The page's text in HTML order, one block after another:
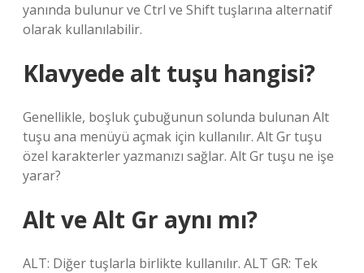
yanında bulunur ve Ctrl ve Shift tuşlarına alternatif
olarak kullanılabilir.
Klavyede alt tuşu hangisi?
Genellikle, boşluk çubuğunun solunda bulunan Alt
tuşu ana menüyü açmak için kullanılır. Alt Gr tuşu
özel karakterler yazmanızı sağlar. Alt Gr tuşu ne işe
yarar?
Alt ve Alt Gr aynı mı?
ALT: Diğer tuşlarla birlikte kullanılır. ALT GR: Tek